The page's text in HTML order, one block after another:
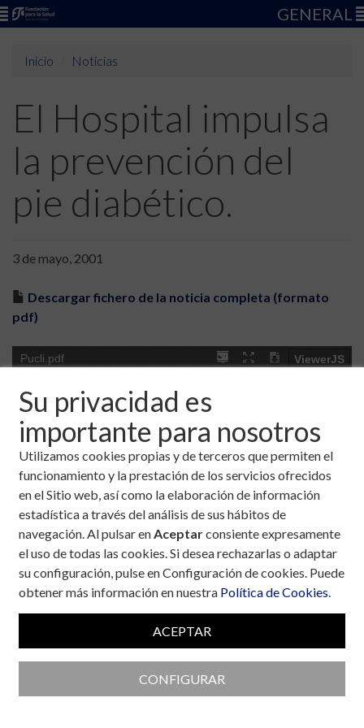
Su privacidad es
importante para nosotros
Utilizamos cookies propias y de terceros que permiten el
funcionamiento y la prestación de los servicios ofrecidos
en el Sitio web, así como la elaboración de información
estadística a través del análisis de sus hábitos de
navegación. Al pulsar enAceptarconsiente expresamente
el uso de todas las cookies. Si desea rechazarlas o adaptar
su configuración, pulse en Configuración de cookies. Puede
obtener más información en nuestra Política de Cookies.
ACEPTAR
CONFIGURAR
GENERAL
Inicio Noticias
El Hospital impulsa
la prevención del
pie diabético.
3 de mayo, 2001
Descargar fichero de la noticia completa (formato
pdf)
Colaboran con la Fundación